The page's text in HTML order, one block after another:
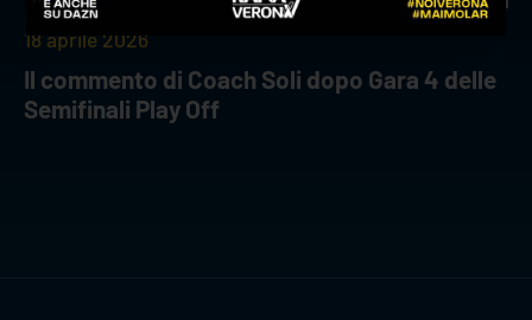
18 aprile 2026
Il commento di Coach Soli dopo Gara 4 delle
Semifinali Play Off